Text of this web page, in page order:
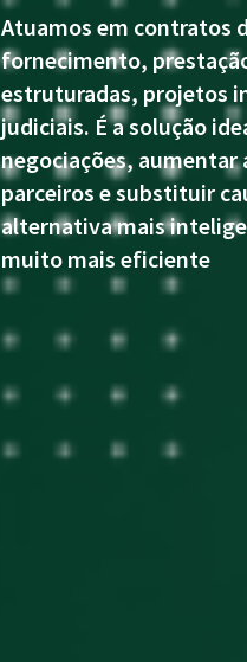
Atuamos em contratos
fornecimento,
estruturadas, projetos
judiciais. É a solução
negociações, aumentar
parceiros e substituir
alternativa mais
muito mais eficiente